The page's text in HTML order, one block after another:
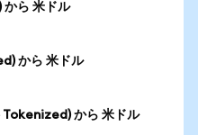
ら 米ドル
から 米ドル
から 米ドル